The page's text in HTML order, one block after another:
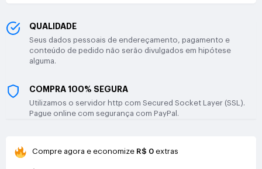
QUALIDADE
Seus dados pessoais de endereçamento, pagamento e
conteúdo de pedido não serão divulgados em hipótese
alguma.
COMPRA 100% SEGURA
Utilizamos o servidor http com Secured Socket Layer (SSL).
Pague online com segurança com PayPal.
Compre agora e economize R$ 0 extras